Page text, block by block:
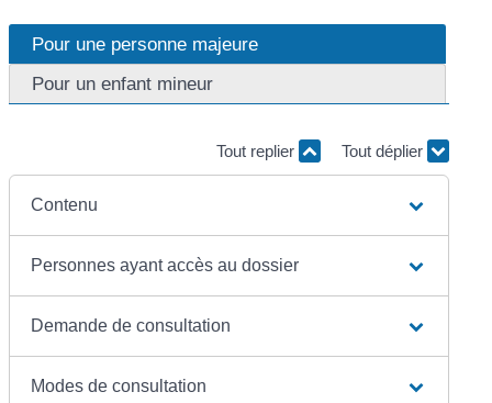
Pour une personne majeure
Pour un enfant mineur
Tout replier Tout déplier
Contenu
Personnes ayant accès au dossier
Demande de consultation
Modes de consultation